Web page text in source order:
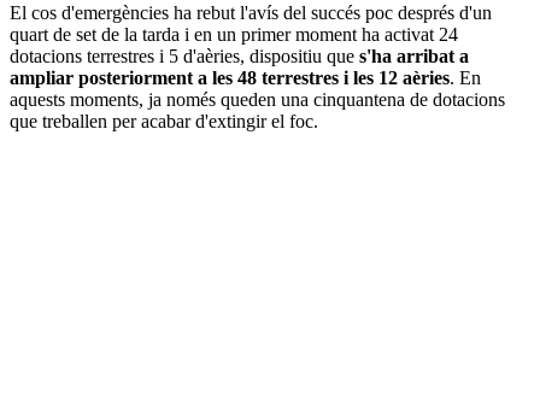
El cos d'emergències ha rebut l'avís del succés poc després d'un
quart de set de la tarda i en un primer moment ha activat 24
dotacions terrestres i 5 d'aèries, dispositiu que s'ha arribat a
ampliar posteriorment a les 48 terrestres i les 12 aèries. En
aquests moments, ja només queden una cinquantena de dotacions
que treballen per acabar d'extingir el foc.